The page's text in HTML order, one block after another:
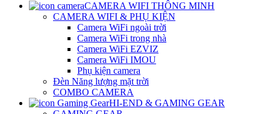
CAMERA WIFI THÔNG MINH
CAMERA WIFI & PHỤ KIỆN
Camera WiFi ngoài trời
Camera WiFi trong nhà
Camera WiFi EZVIZ
Camera WiFi IMOU
Phụ kiện camera
Đèn Năng lượng mặt trời
COMBO CAMERA
HI-END & GAMING GEAR